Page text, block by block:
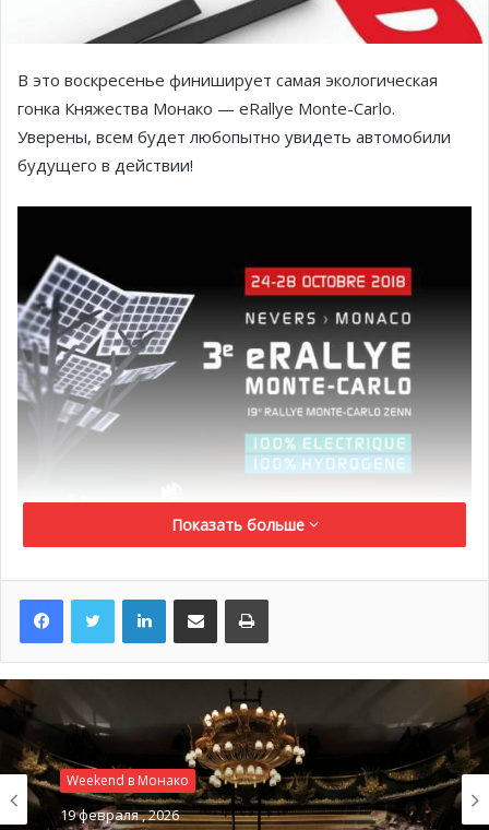
В это воскресенье финиширует самая экологическая
гонка Княжества Монако — eRallye Monte-Carlo.
Уверены, всем будет любопытно увидеть автомобили
будущего в действии!
Показать больше
LinkedInПоделиться по электронной почте Распечатать
Weekend в Монако
19 февраля , 2026